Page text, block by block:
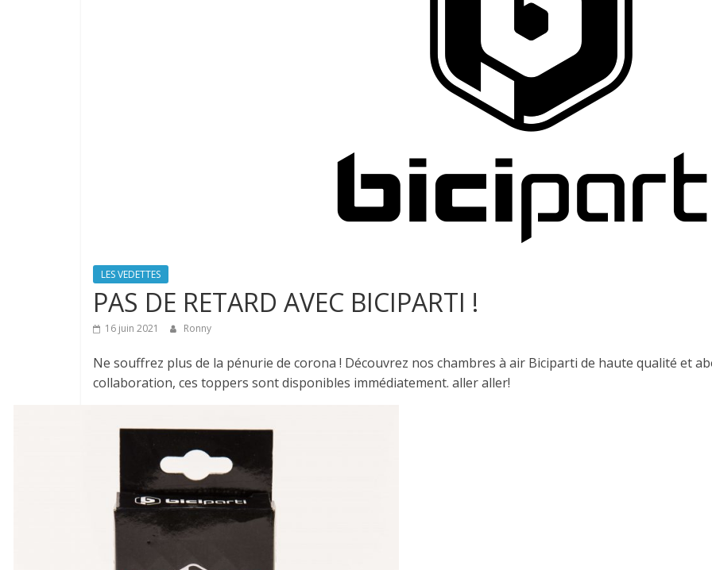
LES VEDETTES
PAS DE RETARD AVEC BICIPARTI !
16 juin 2021 Ronny
Ne souffrez plus de la pénurie de corona ! Découvrez nos chambres à air Biciparti de haute qualité et
collaboration, ces toppers sont disponibles immédiatement. aller aller!